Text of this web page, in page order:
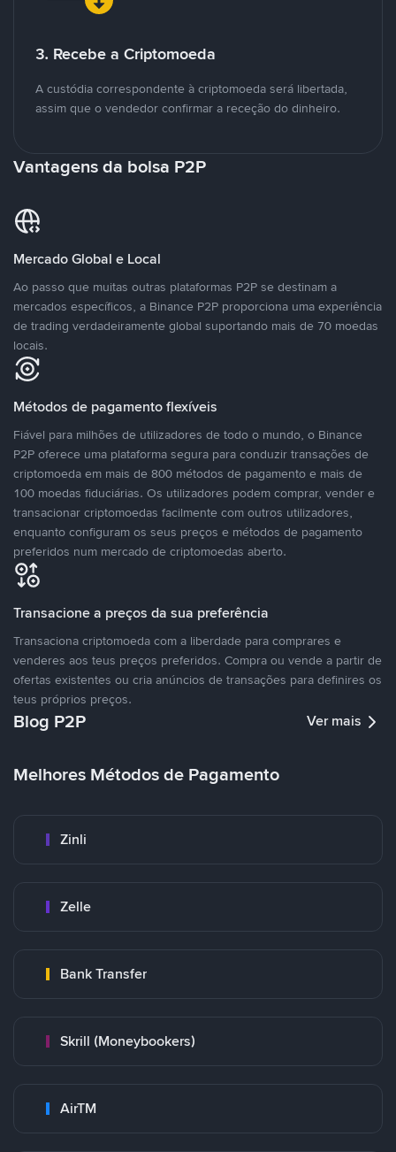
3. Recebe a Criptomoeda
A custódia correspondente à criptomoeda será libertada,
assim que o vendedor confirmar a receção do dinheiro.
Vantagens da bolsa P2P
Mercado Global e Local
Ao passo que muitas outras plataformas P2P se destinam a
mercados específicos, a Binance P2P proporciona uma experiência
de trading verdadeiramente global suportando mais de 70 moedas
locais.
Métodos de pagamento flexíveis
Fiável para milhões de utilizadores de todo o mundo, o Binance
P2P oferece uma plataforma segura para conduzir transações de
criptomoeda em mais de 800 métodos de pagamento e mais de
100 moedas fiduciárias. Os utilizadores podem comprar, vender e
transacionar criptomoedas facilmente com outros utilizadores,
enquanto configuram os seus preços e métodos de pagamento
preferidos num mercado de criptomoedas aberto.
Transacione a preços da sua preferência
Transaciona criptomoeda com a liberdade para comprares e
venderes aos teus preços preferidos. Compra ou vende a partir de
ofertas existentes ou cria anúncios de transações para definires os
teus próprios preços.
Blog P2P Ver mais
Melhores Métodos de Pagamento
Zinli
Zelle
Bank Transfer
Skrill (Moneybookers)
AirTM